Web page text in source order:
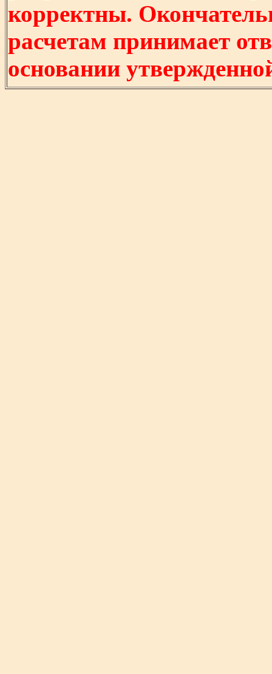
корректны.
расчетам принимает
основании